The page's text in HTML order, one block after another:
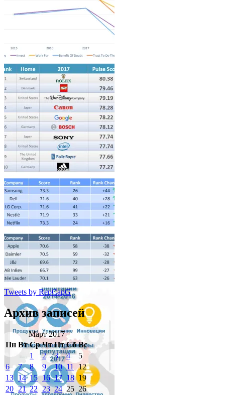
Tweets by RepCapG
Архив записей
Март 2017
Пн Вт Ср Чт Пт Сб Вс
1
2 3 4
5
6
7 8 9 10 11
12
13 14 15 16 17 18 19
20 21 22 23 24 25 26